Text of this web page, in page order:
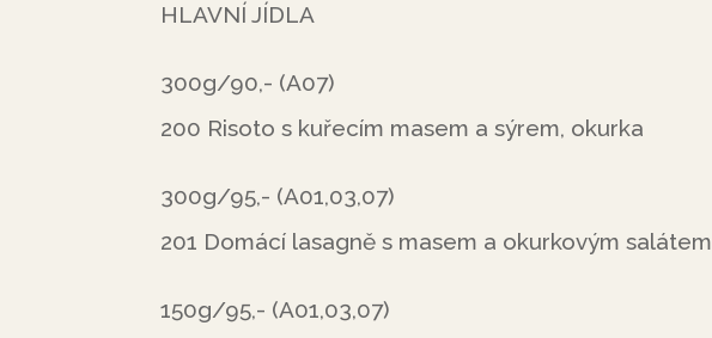
HLAVNÍ JÍDLA
300g/90,- (A07)
200 Risoto s kuřecím masem a sýrem, okurka
300g/95,- (A01,03,07)
201 Domácí lasagně s masem a okurkovým salátem
150g/95,- (A01,03,07)